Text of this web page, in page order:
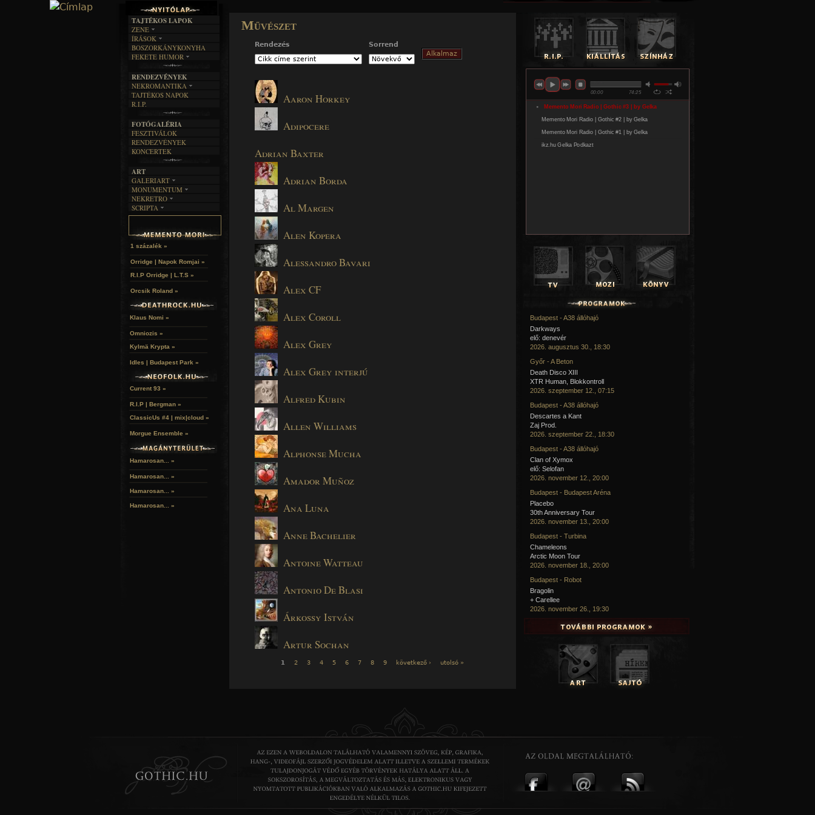
Művészet
Rendezés Sorrend
Aaron Horkey
Adipocere
Adrian Baxter
Adrian Borda
Al Margen
Alen Kopera
Alessandro Bavari
Alex CF
Alex Coroll
Alex Grey
Alex Grey interjú
Alfred Kubin
Allen Williams
Alphonse Mucha
Amador Muñoz
Ana Luna
Anne Bachelier
Antoine Watteau
Antonio De Blasi
Árkossy István
Artur Sochan
1 2 3 4 5 6 7 8 9 következő › utolsó »
TAJTÉKOS LAPOK
ZENE
EGYÜTTESEK
INTERJÚK
FORDÍTÁSOK
DALSZÖVEGEK
ÍRÁSOK
IRODALOM
FILM
MŰVÉSZET
ÍRÁSTÖRTÉNET
BOSZORKÁNYKONYHA
FEKETE HUMOR
SZÖVEGES
RENDEZVÉNYEK
NEKROMANTIKA
AKTUÁLIS
A MÚLT
TAJTÉKOS NAPOK
R.I.P.
FOTÓGALÉRIA
FESZTIVÁLOK
RENDEZVÉNYEK
KONCERTEK
ART
GALERIART
ARTGALERI
KÉPREGÉNYEK
LAKÁSKULTS
MONUMENTUM
TEMETŐK
TEMPLOMOK
HELYEK
NEKRETRO
SZUBKULT
RELIKVIÁK
SCRIPTA
NOVELLÁK
HALÁLTÁNC
1 százalék »
Orridge | Napok Romjai »
R.I.P Orridge | L.T.S »
Orcsik Roland »
Klaus Nomi »
Omniozis »
Kylmä Krypta »
Idles | Budapest Park »
Current 93 »
R.I.P | Bergman »
ClassicUs #4 | mix|cloud »
Morgue Ensemble »
Hamarosan... »
Hamarosan... »
Hamarosan... »
Hamarosan... »
Budapest - A38 állóhajó
Darkways
elő: denevér
2026. augusztus 30., 18:30
Győr - A Beton
Death Disco XIII
XTR Human, Blokkontroll
2026. szeptember 12., 07:15
Budapest - A38 állóhajó
Descartes a Kant
Zaj Prod.
2026. szeptember 22., 18:30
Budapest - A38 állóhajó
Clan of Xymox
elő: Selofan
2026. november 12., 20:00
Budapest - Budapest Aréna
Placebo
30th Anniversary Tour
2026. november 13., 20:00
Budapest - Turbina
Chameleons
Arctic Moon Tour
2026. november 18., 20:00
Budapest - Robot
Bragolin
+ Carellee
2026. november 26., 19:30